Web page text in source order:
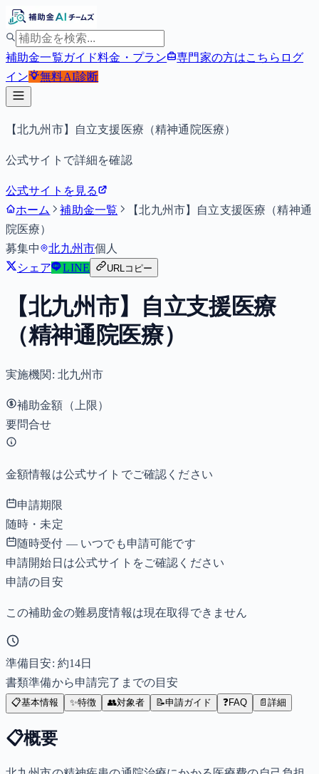
補助金一覧ガイド料金・プラン 専門家の方はこちら ログ
イン
無料AI診断
【北九州市】自立支援医療（精神通院医療）
公式サイトで詳細を確認
公式サイトを見る
ホーム
補助金一覧
【北九州市】自立支援医療（精神通
院医療）
募集中
北九州市個人
シェア
LINE URLコピー
【北九州市】自立支援医療
（精神通院医療）
実施機関: 北九州市
補助金額（上限）
要問合せ
金額情報は公式サイトでご確認ください
申請期限
随時・未定
随時受付 — いつでも申請可能です
申請開始日は公式サイトをご確認ください
申請の目安
この補助金の難易度情報は現在取得できません
準備目安: 約14日
書類準備から申請完了までの目安
📋基本情報 ✨特徴 👥対象者 📝申請ガイド ❓FAQ 📄 詳細
📋概要